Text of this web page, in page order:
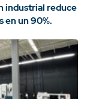
industrial reduce
en un 90%.